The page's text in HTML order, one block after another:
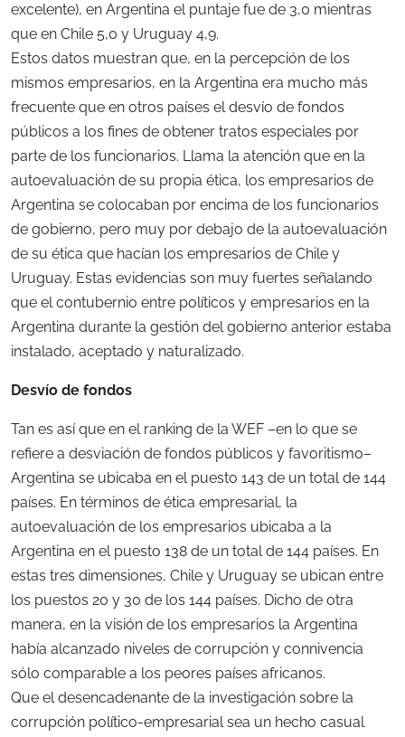
excelente), en Argentina el puntaje fue de 3,0 mientras
que en Chile 5,0 y Uruguay 4,9.
Estos datos muestran que, en la percepción de los
mismos empresarios, en la Argentina era mucho más
frecuente que en otros países el desvío de fondos
públicos a los fines de obtener tratos especiales por
parte de los funcionarios. Llama la atención que en la
autoevaluación de su propia ética, los empresarios de
Argentina se colocaban por encima de los funcionarios
de gobierno, pero muy por debajo de la autoevaluación
de su ética que hacían los empresarios de Chile y
Uruguay. Estas evidencias son muy fuertes señalando
que el contubernio entre políticos y empresarios en la
Argentina durante la gestión del gobierno anterior estaba
instalado, aceptado y naturalizado.
Desvío de fondos
Tan es así que en el ranking de la WEF –en lo que se
refiere a desviación de fondos públicos y favoritismo–
Argentina se ubicaba en el puesto 143 de un total de 144
países. En términos de ética empresarial, la
autoevaluación de los empresarios ubicaba a la
Argentina en el puesto 138 de un total de 144 países. En
estas tres dimensiones, Chile y Uruguay se ubican entre
los puestos 20 y 30 de los 144 países. Dicho de otra
manera, en la visión de los empresarios la Argentina
había alcanzado niveles de corrupción y connivencia
sólo comparable a los peores países africanos.
Que el desencadenante de la investigación sobre la
corrupción político-empresarial sea un hecho casual